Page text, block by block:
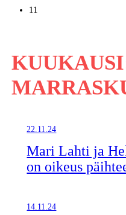
11
22.11.24
Mari Lahti ja
on oikeus
14.11.24